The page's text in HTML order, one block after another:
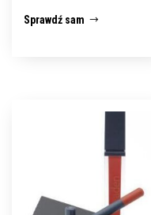
Sprawdź sam